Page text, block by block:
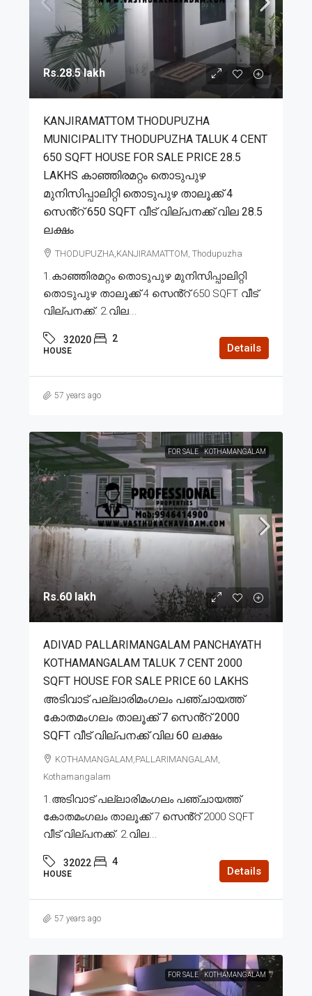
Rs.28.5 lakh
KANJIRAMATTOM THODUPUZHA
MUNICIPALITY THODUPUZHA TALUK 4 CENT
650 SQFT HOUSE FOR SALE PRICE 28.5
LAKHS കാഞ്ഞിരമറ്റം തൊടുപുഴ
മുനിസിപ്പാലിറ്റി തൊടുപുഴ താലൂക്ക് 4
സെൻ്റ് 650 SQFT വീട് വില്പനക്ക് വില 28.5
ലക്ഷം
THODUPUZHA,KANJIRAMATTOM, Thodupuzha
1.കാഞ്ഞിരമറ്റം തൊടുപുഴ മുനിസിപ്പാലിറ്റി
തൊടുപുഴ താലൂക്ക് 4 സെൻ്റ് 650 SQFT വീട്
വില്പനക്ക്. 2.വില...
32020 2
HOUSE Details
57 years ago
FOR SALE KOTHAMANGALAM
Rs.60 lakh
ADIVAD PALLARIMANGALAM PANCHAYATH
KOTHAMANGALAM TALUK 7 CENT 2000
SQFT HOUSE FOR SALE PRICE 60 LAKHS
അടിവാട് പല്ലാരിമംഗലം പഞ്ചായത്ത്
കോതമംഗലം താലൂക്ക് 7 സെൻ്റ് 2000
SQFT വീട് വില്പനക്ക് വില 60 ലക്ഷം
KOTHAMANGALAM,PALLARIMANGALAM,
Kothamangalam
1.അടിവാട് പല്ലാരിമംഗലം പഞ്ചായത്ത്
കോതമംഗലം താലൂക്ക് 7 സെൻ്റ് 2000 SQFT
വീട് വില്പനക്ക്. 2.വില...
32022 4
HOUSE Details
57 years ago
FOR SALE KOTHAMANGALAM